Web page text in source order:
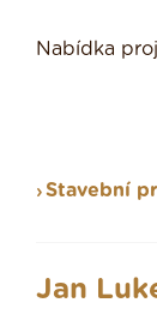
Nabídka
Stavební
Jan